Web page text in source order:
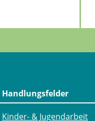
Handlungsfelder
Kinder- & Jugendarbeit